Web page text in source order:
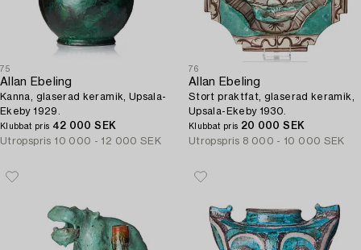
75
Allan Ebeling
Kanna, glaserad keramik, Upsala-
Ekeby 1929.
Klubbat pris 42 000 SEK
Utropspris 10 000 - 12 000 SEK
76
Allan Ebeling
Stort praktfat, glaserad keramik,
Upsala-Ekeby 1930.
Klubbat pris 20 000 SEK
Utropspris 8 000 - 10 000 SEK